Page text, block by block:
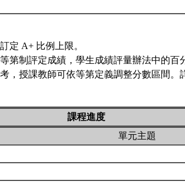
定 A+ 比例上限。
第制評定成績，學生成績評量辦法中的百
，授課教師可依等第定義調整分數區間。
課程進度
單元主題